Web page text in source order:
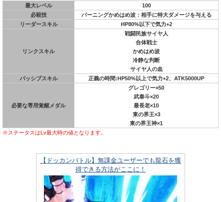
最大レベル
100
必殺技
バーニングかめはめ波：相手に特大ダメージを与える
リーダースキル
HP80%以下で気力+2
リンクスキル
戦闘民族サイヤ人
合体戦士
かめはめ波
冷静な判断
サイヤ人の血
パッシブスキル
正義の時間:HP50%以上で気力+2、ATK5000UP
必要な専用覚醒メダル
グレゴリー×50
武泰斗×20
最長老×10
東の界王×3
東の界王神×1
※ステータスはLv最大時の値となります。
【ドッカンバトル】無課金ユーザーでも龍石を獲
得できる方法がここに！